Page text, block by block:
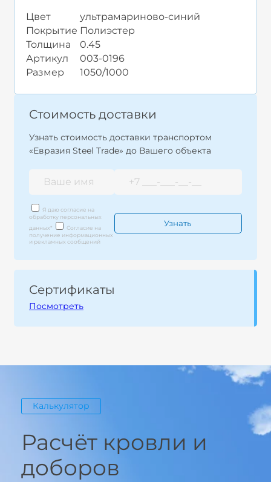
Цвет
ультрамариново-синий
Покрытие Полиэстер
Толщина
0.45
Артикул
003-0196
Размер
1050/1000
Стоимость доставки
Узнать стоимость доставки транспортом
«Евразия Steel Trade» до Вашего объекта
Я даю согласие на
обработку персональных
данных*
Согласие на
получение информационных
и рекламных сообщений
Сертификаты
Посмотреть
Калькулятор
Расчёт кровли и
доборов